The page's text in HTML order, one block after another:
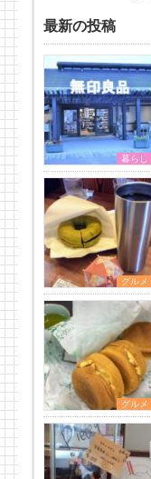
最新の投稿
暮らし
グルメ
グルメ